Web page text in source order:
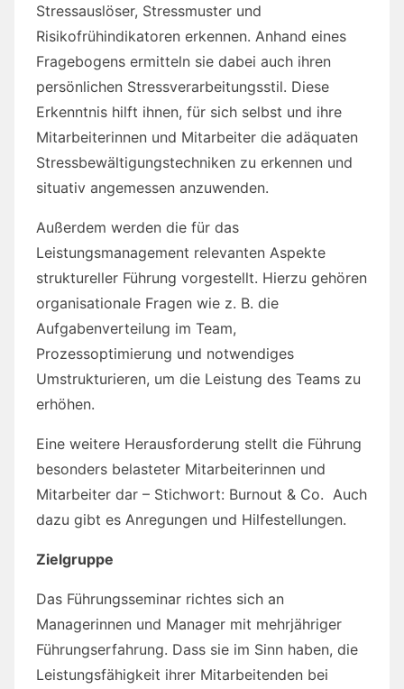
Stressauslöser, Stressmuster und
Risikofrühindikatoren erkennen. Anhand eines
Fragebogens ermitteln sie dabei auch ihren
persönlichen Stressverarbeitungsstil. Diese
Erkenntnis hilft ihnen, für sich selbst und ihre
Mitarbeiterinnen und Mitarbeiter die adäquaten
Stressbewältigungstechniken zu erkennen und
situativ angemessen anzuwenden.
Außerdem werden die für das
Leistungsmanagement relevanten Aspekte
struktureller Führung vorgestellt. Hierzu gehören
organisationale Fragen wie z. B. die
Aufgabenverteilung im Team,
Prozessoptimierung und notwendiges
Umstrukturieren, um die Leistung des Teams zu
erhöhen.
Eine weitere Herausforderung stellt die Führung
besonders belasteter Mitarbeiterinnen und
Mitarbeiter dar – Stichwort: Burnout & Co. Auch
dazu gibt es Anregungen und Hilfestellungen.
Zielgruppe
Das Führungsseminar richtes sich an
Managerinnen und Manager mit mehrjähriger
Führungserfahrung. Dass sie im Sinn haben, die
Leistungsfähigkeit ihrer Mitarbeitenden bei